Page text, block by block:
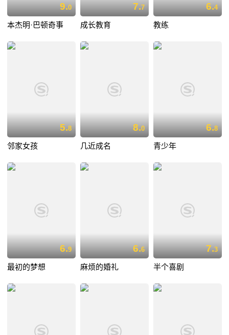
9.0
本杰明·巴顿奇事
7.7
成长教育
6.4
教练
5.8
邻家女孩
8.0
几近成名
6.8
青少年
6.9
最初的梦想
6.6
麻烦的婚礼
7.3
半个喜剧